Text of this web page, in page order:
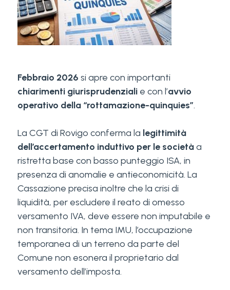
Febbraio 2026 si apre con importanti
chiarimenti giurisprudenzialie con l’avvio
operativo della “rottamazione-quinquies”.
La CGT di Rovigo conferma la legittimità
dell’accertamento induttivo per le societàa
ristretta base con basso punteggio ISA, in
presenza di anomalie e antieconomicità. La
Cassazione precisa inoltre che la crisi di
liquidità, per escludere il reato di omesso
versamento IVA, deve essere non imputabile e
non transitoria. In tema IMU, l’occupazione
temporanea di un terreno da parte del
Comune non esonera il proprietario dal
versamento dell’imposta.